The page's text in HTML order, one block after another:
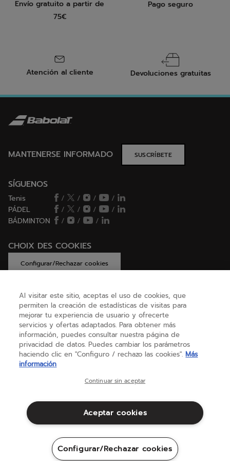
Envío gratuito a partir de
75€
Pago seguro
Atención al cliente Devoluciones gratuitas
MANTENERSE INFORMADO SUSCRÍBETE
SÍGUENOS
Tenis / / /
/
PÁDEL
/ / /
/
BÁDMINTON
/ / /
CHOIX DES COOKIES
Configurar/Rechazar cookies
AYUDA
SOBRE NOSOTROS
Aviso legal
Cookies
Sitemap
©Babolat
Al visitar este sitio, aceptas el uso de cookies, que
permiten la creación de estadísticas de visitas para
mejorar tu experiencia de usuario y ofrecerte
servicios y ofertas adaptados. Para obtener más
información, puedes consultar nuestra página de
privacidad de datos. Puedes cambiar los parámetros
haciendo clic en "Configuro / rechazo las cookies". Más
información
Continuar sin aceptar
Aceptar cookies
Configurar/Rechazar cookies